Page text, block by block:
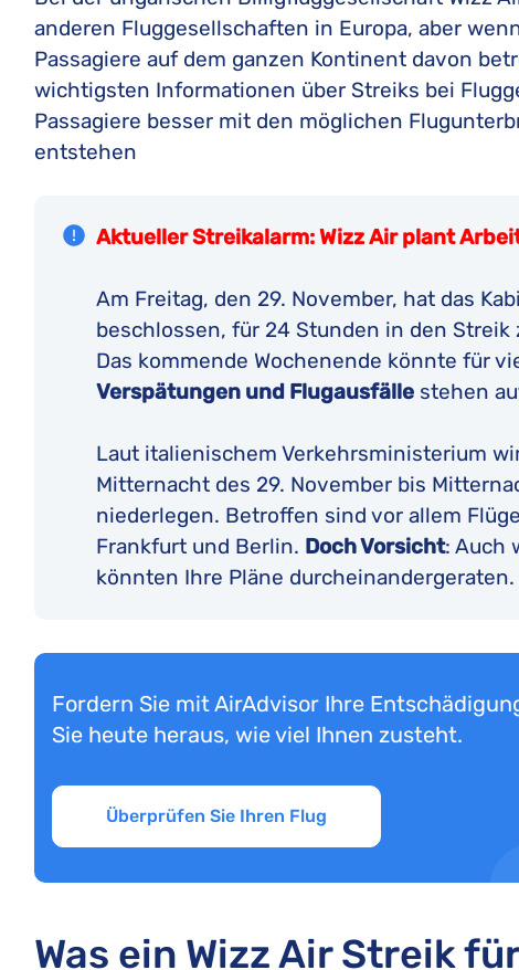
anderen Fluggesellschaften in Europa, aber
Passagiere auf dem ganzen Kontinent davon
wichtigsten Informationen über Streiks bei
Passagiere besser mit den möglichen
entstehen
Aktueller Streikalarm:Wizz Air plant
Am Freitag, den 29. November, hat das
beschlossen, für 24 Stunden in den
Das kommende Wochenende könnte für
Verspätungen und Flugausfälle stehen
Laut italienischem Verkehrsministerium
Mitternacht des 29. November bis
niederlegen. Betroffen sind vor allem
Frankfurt und Berlin. Doch Vorsicht: Auch
könnten Ihre Pläne durcheinandergeraten.
Fordern Sie mit AirAdvisor Ihre
Sie heute heraus, wie viel Ihnen zusteht.
Überprüfen Sie Ihren Flug
Was ein Wizz Air Streik